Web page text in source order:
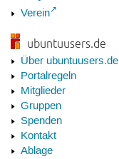
Verein
ubuntuusers.de
Über ubuntuusers.de
Portalregeln
Mitglieder
Gruppen
Spenden
Kontakt
Ablage